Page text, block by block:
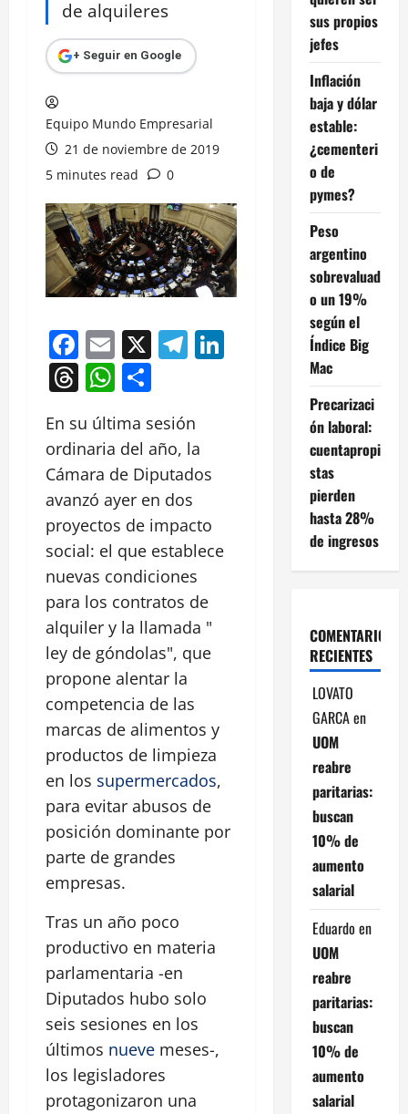
de alquileres
+ Seguir en Google
Equipo Mundo Empresarial
21 de noviembre de 2019
5 minutes read
0
Facebook
Email
X Telegram
LinkedIn
Threads
WhatsApp
En su última sesión
ordinaria del año, la
Cámara de Diputados
avanzó ayer en dos
proyectos de impacto
social: el que establece
nuevas condiciones
para los contratos de
alquiler y la llamada "
ley de góndolas", que
propone alentar la
competencia de las
marcas de alimentos y
productos de limpieza
en los supermercados,
para evitar abusos de
posición dominante por
parte de grandes
empresas.
Tras un año poco
productivo en materia
parlamentaria -en
Diputados hubo solo
seis sesiones en los
últimos nueve meses-,
los legisladores
protagonizaron una
sus propios
jefes
Inflación
baja y dólar
estable:
¿cementeri
o de
pymes?
Peso
argentino
sobrevaluad
o un 19%
según el
Índice Big
Mac
Precarizaci
ón laboral:
cuentapropi
stas
pierden
hasta 28%
de ingresos
COMENTARIOS
RECIENTES
LOVATO
GARCAen
UOM
reabre
paritarias:
buscan
10% de
aumento
salarial
Eduardo en
UOM
reabre
paritarias:
buscan
10% de
aumento
salarial